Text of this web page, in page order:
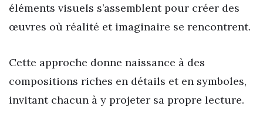
éléments visuels s’assemblent pour créer des
œuvres où réalité et imaginaire se rencontrent.
Cette approche donne naissance à des
compositions riches en détails et en symboles,
invitant chacun à y projeter sa propre lecture.